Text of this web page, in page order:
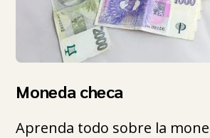
Moneda checa
Aprenda todo sobre la